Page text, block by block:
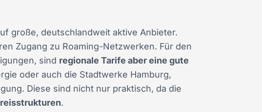
große, deutschlandweit aktive Anbieter.
Zugang zu Roaming-Netzwerken. Für den
sind regionale Tarife aber eine gute
oder auch die Stadtwerke Hamburg,
Diese sind nicht nur praktisch, da die
.